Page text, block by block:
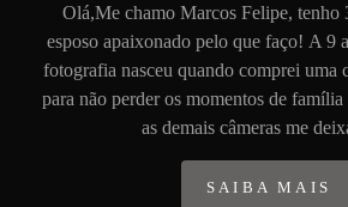
Olá,Me chamo Marcos Felipe, tenho
esposo apaixonado pelo que faço! A 9
fotografia nasceu quando comprei uma
para não perder os momentos de
as demais câmeras me
SAIBA MAIS